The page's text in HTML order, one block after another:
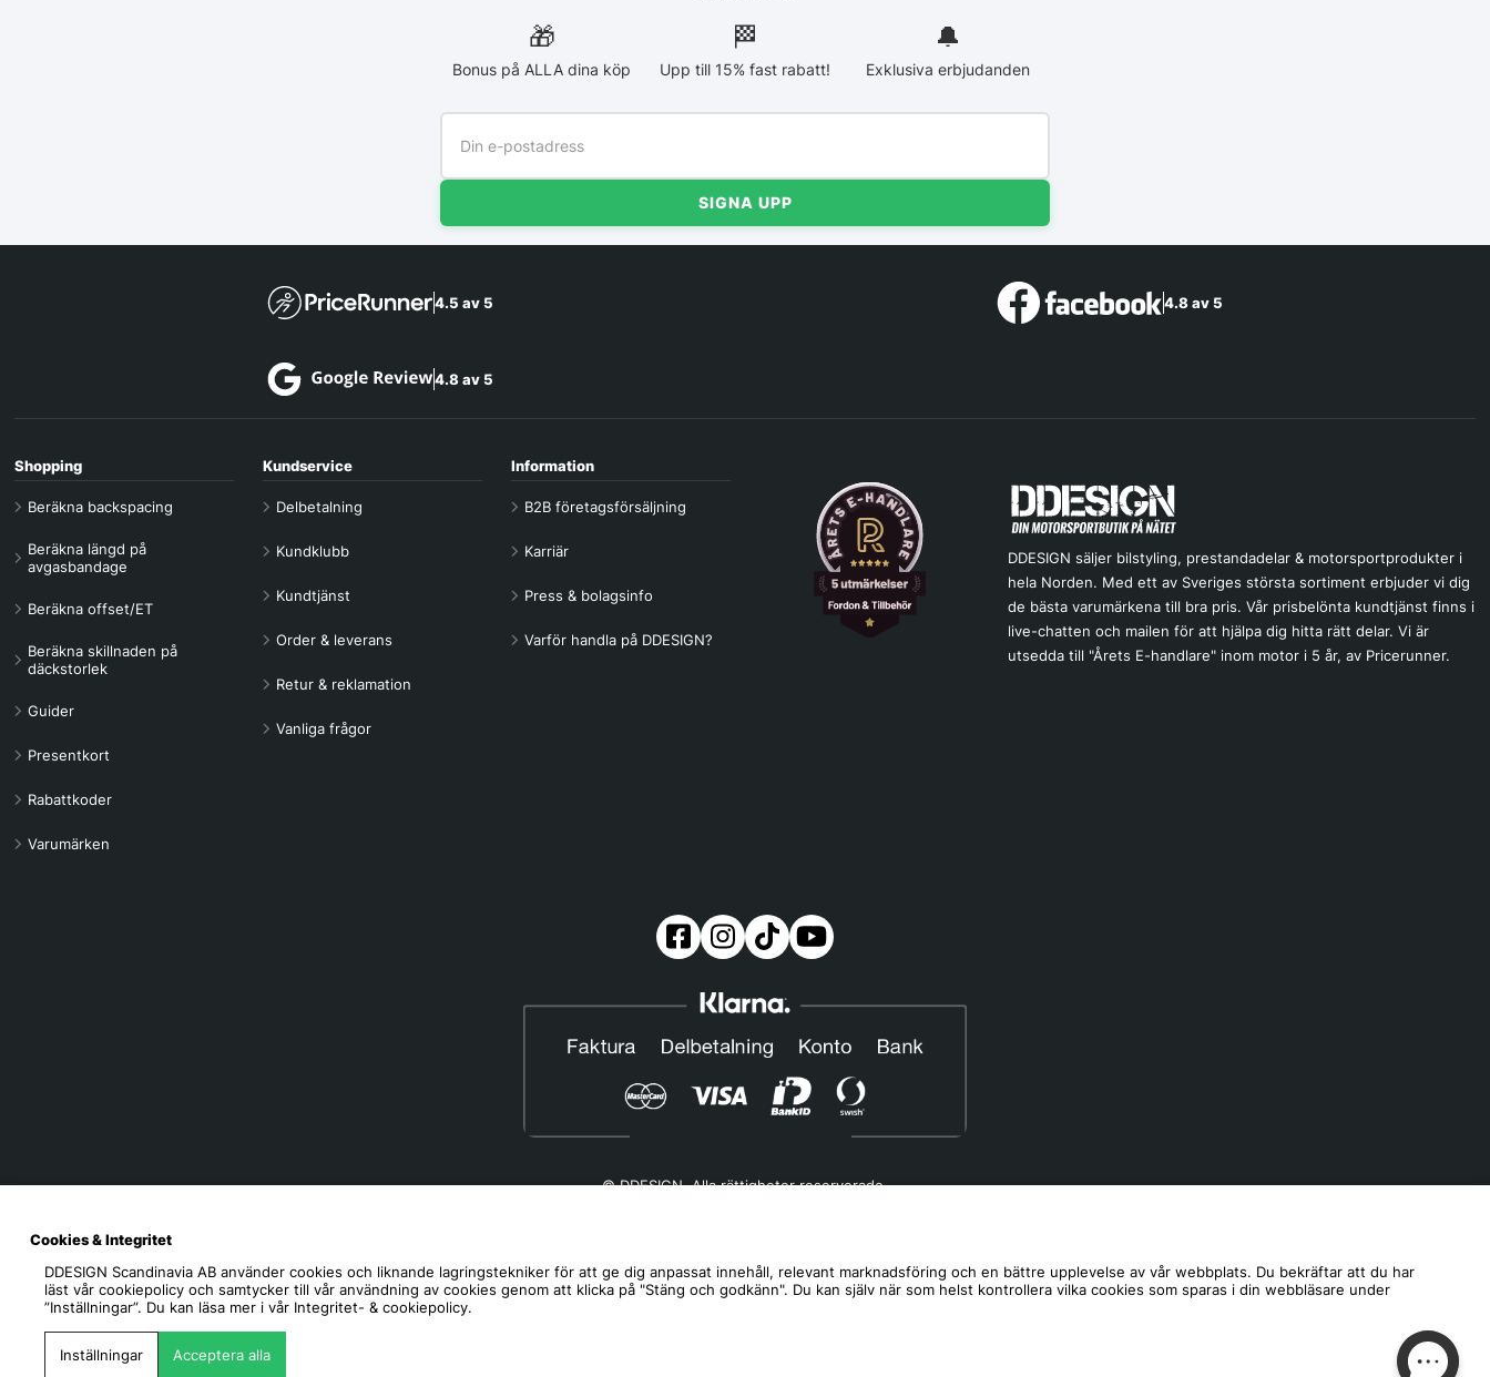
🎁
Bonus på ALLA dina köp
🏁︎
Upp till 15% fast rabatt!
🔔
Exklusiva erbjudanden
SIGNA UPP
4.5 av 5 4.8 av 5
4.8 av 5
Shopping
Beräkna backspacing
Beräkna längd på
avgasbandage
Beräkna offset/ET
Beräkna skillnaden på
däckstorlek
Guider
Presentkort
Rabattkoder
Varumärken
Kundservice
Delbetalning
Kundklubb
Kundtjänst
Order & leverans
Retur & reklamation
Vanliga frågor
Information
B2B företagsförsäljning
Karriär
Press & bolagsinfo
Varför handla på DDESIGN?
DDESIGN säljer bilstyling, prestandadelar & motorsportprodukter i
hela Norden. Med ett av Sveriges största sortiment erbjuder vi dig
de bästa varumärkena till bra pris. Vår prisbelönta kundtjänst finns i
live-chatten och mailen för att hjälpa dig hitta rätt delar. Vi är
utsedda till "Årets E-handlare" inom motor i 5 år, av Pricerunner.
© DDESIGN. Alla rättigheter reserverade.
Helgfria vardagar 10:00-12:00
Cookies & Integritet
DDESIGN Scandinavia AB använder cookies och liknande lagringstekniker för att ge dig anpassat innehåll, relevant marknadsföring och en bättre upplevelse av vår webbplats. Du bekräftar att du har
läst vår cookiepolicy och samtycker till vår användning av cookies genom att klicka på "Stäng och godkänn". Du kan själv när som helst kontrollera vilka cookies som sparas i din webbläsare under
”Inställningar”. Du kan läsa mer i vår Integritet- & cookiepolicy.
Inställningar Acceptera alla